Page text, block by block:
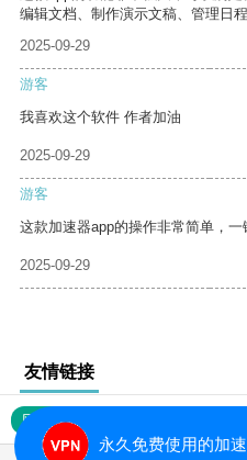
编辑文档、制作演示文稿、管理日程
2025-09-29
游客
我喜欢这个软件 作者加油
2025-09-29
游客
这款加速器app的操作非常简单，一
2025-09-29
友情链接
网站地图
永久免费使用的加